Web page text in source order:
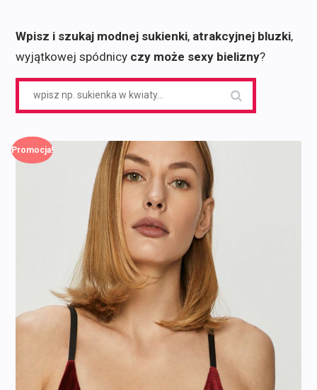
Wpisz i szukaj modnej sukienki, atrakcyjnej bluzki,
wyjątkowej spódnicy czy może sexy bielizny?
Promocja!